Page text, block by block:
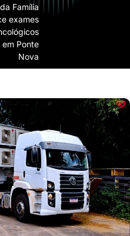
Família
exames
Ponte
Nova